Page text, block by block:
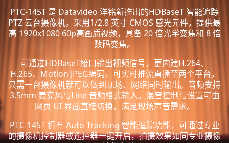
PTC-145T 是 Datavideo 洋铭新推出的HDBaseT 智能追踪
PTZ 云台摄像机。采用1/2.8 英寸 CMOS 感光元件，提供最
高 1920x1080 60p高画质视频，具备 20 倍光学变焦和 8 倍
数码变焦。
可通过HDBaseT接口输出视频信号，更内建H.264、
H.265、Motion JPEG编码，可实时推流直播至两个平台，
只需一台摄像机就可以做到现场、网络同时输出。音频支持
3.5mm 麦克风与Line 音频格式输入，混音控制与设置可由
网页 UI 界面直接切换，满足现场声音需求。
PTC-145T 拥有 Auto Tracking 智能追踪功能，可通过专业
的摄像机控制器或遥控器一键开启，拍摄效果如同专业摄像